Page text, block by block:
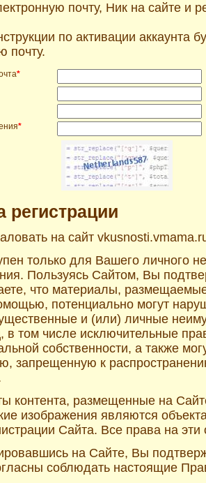
почту, Ник на сайте и
по активации аккаунта
почту.
*
*
регистрации
на сайт
только для Вашего личного
Пользуясь Сайтом, Вы
что материалы,
потенциально могут
и (или) личные
в том числе исключительные
собственности, а также
запрещенную к
контента, размещенные на
изображения являются
Сайта. Все права на
на Сайте, Вы
соблюдать настоящие